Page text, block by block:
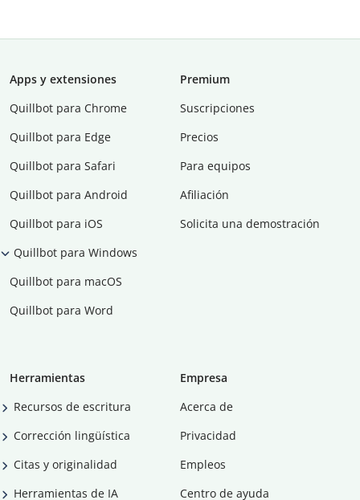
Apps y extensiones
Quillbot para Chrome
Quillbot para Edge
Quillbot para Safari
Quillbot para Android
Quillbot para iOS
Quillbot para Windows
Quillbot para macOS
Quillbot para Word
Premium
Suscripciones
Precios
Para equipos
Afiliación
Solicita una demostración
Herramientas
Recursos de escritura
Corrección lingüística
Citas y originalidad
Herramientas de IA
Empresa
Acerca de
Privacidad
Empleos
Centro de ayuda